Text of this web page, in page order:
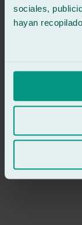
sociales,
hayan